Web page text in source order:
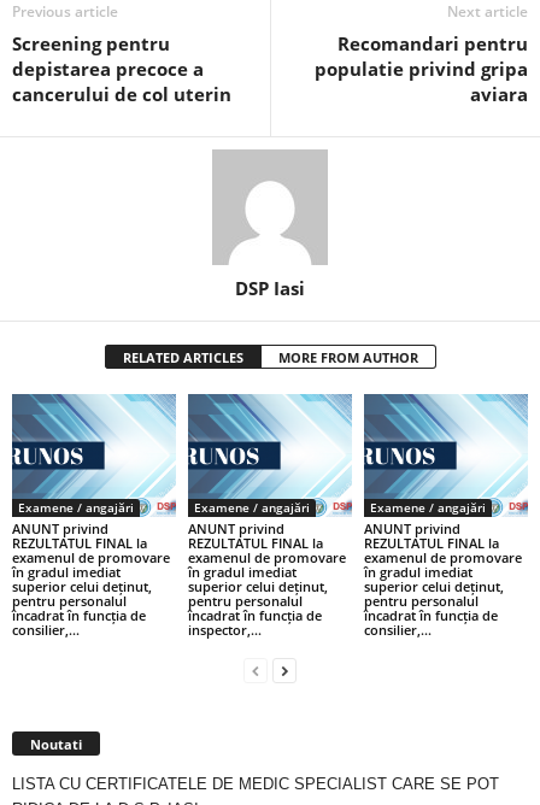
Previous article
Screening pentru
depistarea precoce a
cancerului de col uterin
Next article
Recomandari pentru
populatie privind gripa
aviara
DSP Iasi
RELATED ARTICLES MORE FROM AUTHOR
Examene / angajări
ANUNT privind
REZULTATUL FINAL la
examenul de promovare
în gradul imediat
superior celui deținut,
pentru personalul
încadrat în funcția de
consilier,...
Examene / angajări
ANUNT privind
REZULTATUL FINAL la
examenul de promovare
în gradul imediat
superior celui deținut,
pentru personalul
încadrat în funcția de
inspector,...
Examene / angajări
ANUNT privind
REZULTATUL FINAL la
examenul de promovare
în gradul imediat
superior celui deținut,
pentru personalul
încadrat în funcția de
consilier,...
Noutati
LISTA CU CERTIFICATELE DE MEDIC SPECIALIST CARE SE POT